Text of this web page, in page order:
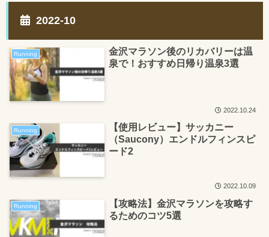
2022-10
Running
金沢マラソン後のリカバリーは温
泉で！おすすめ日帰り温泉3選
2022.10.24
Running
【使用レビュー】サッカニー
（Saucony）エンドルフィンスピ
ード2
2022.10.09
Running
【攻略法】金沢マラソンを攻略す
るためのコツ5選